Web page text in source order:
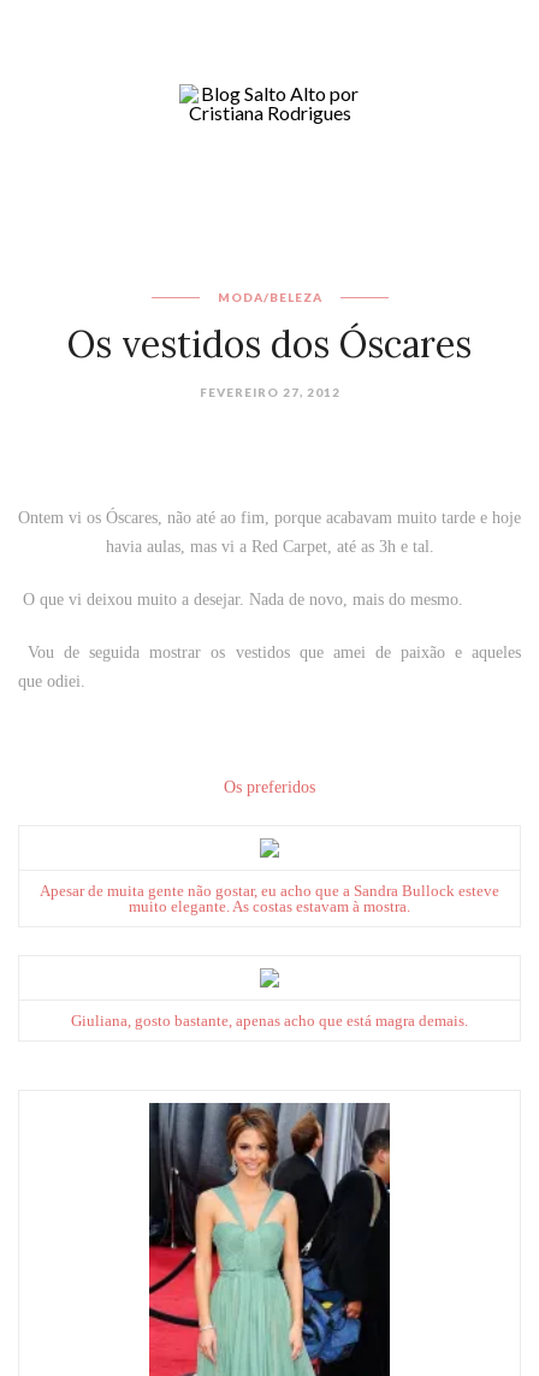
MODA/BELEZA
Os vestidos dos Óscares
FEVEREIRO 27, 2012
Ontem vi os Óscares, não até ao fim, porque acabavam muito tarde e hoje
havia aulas, mas vi a Red Carpet, até as 3h e tal.
O que vi deixou muito a desejar. Nada de novo, mais do mesmo.
Vou de seguida mostrar os vestidos que amei de paixão e aqueles
que odiei.
Os preferidos
Apesar de muita gente não gostar, eu acho que a Sandra Bullock esteve
muito elegante. As costas estavam à mostra.
Giuliana, gosto bastante, apenas acho que está magra demais.